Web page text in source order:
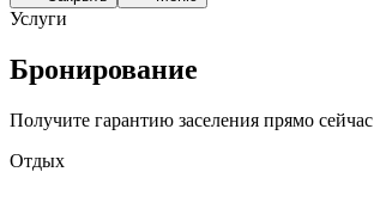
Услуги
Бронирование
Получите гарантию заселения прямо сейчас
Отдых